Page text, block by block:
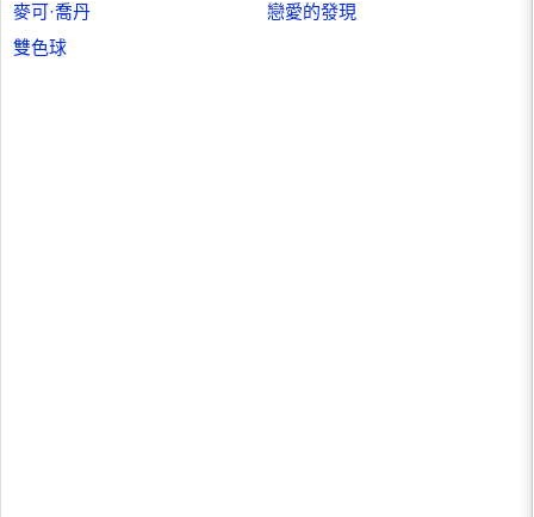
麥可·喬丹
戀愛的發現
雙色球